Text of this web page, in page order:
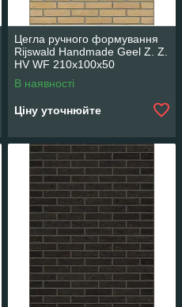
Цегла ручного формування
Rijswald Handmade Geel Z. Z.
HV WF 210x100x50
В наявності
Ціну уточнюйте